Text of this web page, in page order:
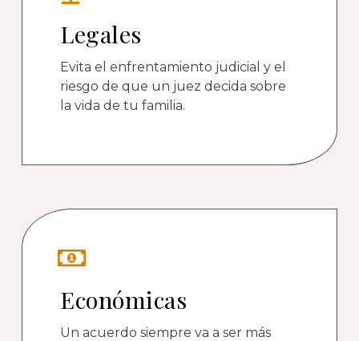
Legales
Evita el enfrentamiento judicial y el
riesgo de que un juez decida sobre
la vida de tu familia.
Económicas
Un acuerdo siempre va a ser más